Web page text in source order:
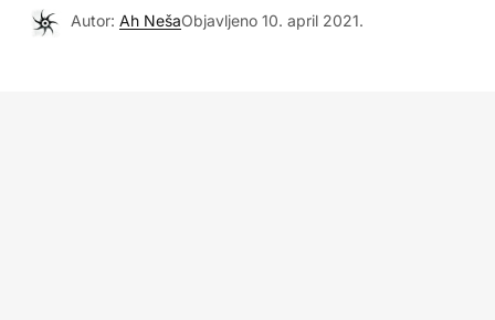
Autor: Ah NešaObjavljeno 10. april 2021.